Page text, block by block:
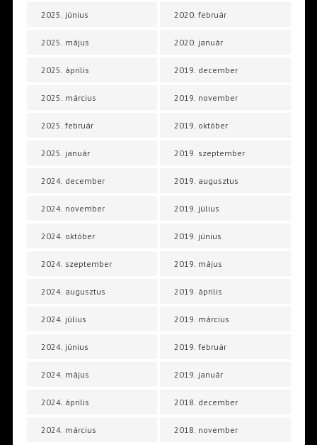
2025. június
2025. május
2025. április
2025. március
2025. február
2025. január
2024. december
2024. november
2024. október
2024. szeptember
2024. augusztus
2024. július
2024. június
2024. május
2024. április
2024. március
2020. február
2020. január
2019. december
2019. november
2019. október
2019. szeptember
2019. augusztus
2019. július
2019. június
2019. május
2019. április
2019. március
2019. február
2019. január
2018. december
2018. november